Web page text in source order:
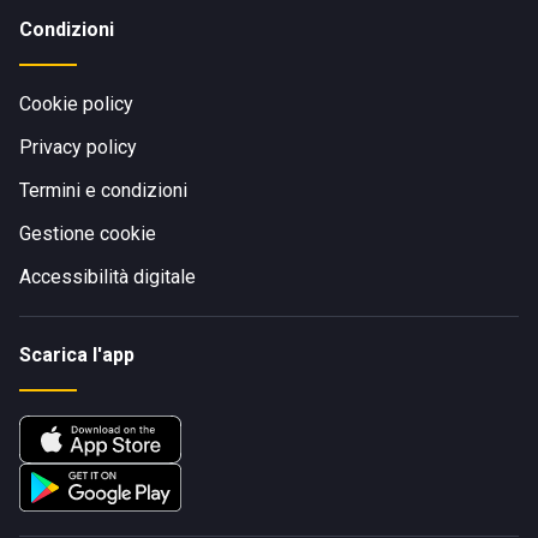
Condizioni
Cookie policy
Privacy policy
Termini e condizioni
Gestione cookie
Accessibilità digitale
Scarica l'app